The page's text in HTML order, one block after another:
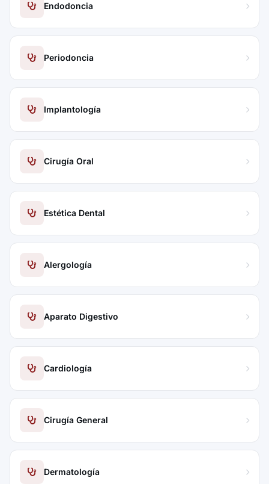
Endodoncia
Periodoncia
Implantología
Cirugía Oral
Estética Dental
Alergología
Aparato Digestivo
Cardiología
Cirugía General
Dermatología